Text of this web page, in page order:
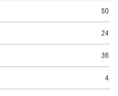
50
24
36
4